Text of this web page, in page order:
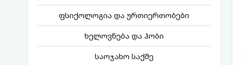
ფსიქოლოგია და ურთიერთობები
ხელოვნება და ჰობი
საოჯახო საქმე